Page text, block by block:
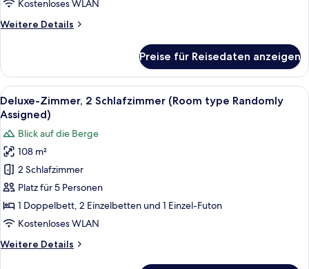
anzeigen
Kostenloses WLAN
Weitere Details
Weitere
1
Schlafzimmer
(Room
type
Randomly
Assigned)
Preise für Reisedaten anzeigen
Alle
Fotos
Deluxe-
Zimmer,
2 Schlafzimmer
(Room
type
Randomly
anzeigen
Ein 3D-Grundriss einer modernen
3
Deluxe-Zimmer, 2 Schlafzimmer (Room type Randomly
Assigned)
Blick auf die Berge
108 m²
2 Schlafzimmer
Platz für 5 Personen
1 Doppelbett, 2 Einzelbetten und 1 Einzel-Futon
Kostenloses WLAN
Weitere Details
Weitere